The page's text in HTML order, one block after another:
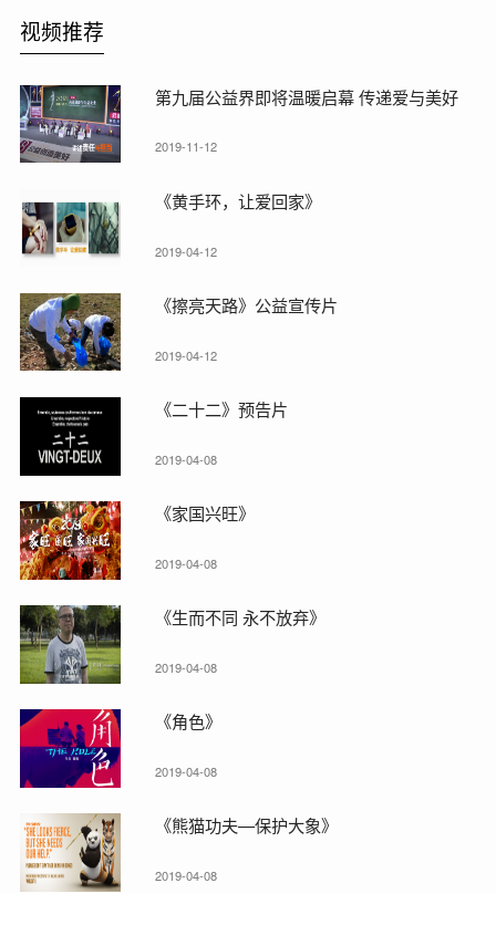
视频推荐
第九届公益界即将温暖启幕 传递爱与美好
2019-11-12
《黄手环，让爱回家》
2019-04-12
《擦亮天路》公益宣传片
2019-04-12
《二十二》预告片
2019-04-08
《家国兴旺》
2019-04-08
《生而不同 永不放弃》
2019-04-08
《角色》
2019-04-08
《熊猫功夫—保护大象》
2019-04-08